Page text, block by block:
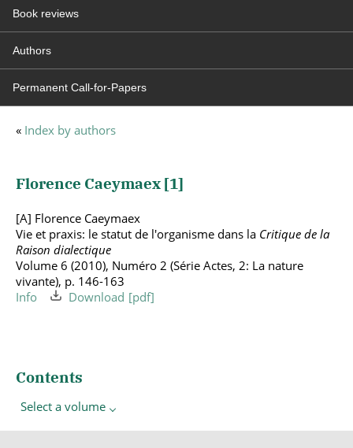
Book reviews
Authors
Permanent Call-for-Papers
« Index by authors
Florence Caeymaex [1]
[A] Florence Caeymaex
Vie et praxis: le statut de l'organisme dans la Critique de la
Raison dialectique
Volume 6 (2010), Numéro 2 (Série Actes, 2: La nature
vivante), p. 146-163
Info
Download
Contents
Select a volume